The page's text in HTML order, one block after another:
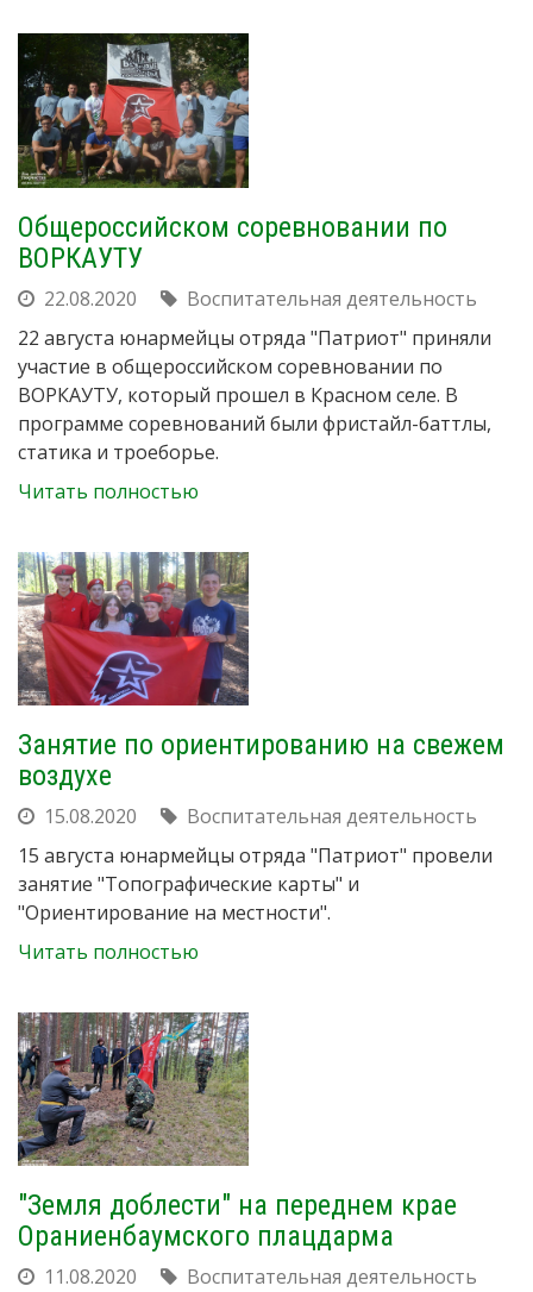
Общероссийском соревновании по
ВОРКАУТУ
22.08.2020
Воспитательная деятельность
22 августа юнармейцы отряда "Патриот" приняли
участие в общероссийском соревновании по
ВОРКАУТУ, который прошел в Красном селе. В
программе соревнований были фристайл-баттлы,
статика и троеборье.
Читать полностью
Занятие по ориентированию на свежем
воздухе
15.08.2020
Воспитательная деятельность
15 августа юнармейцы отряда "Патриот" провели
занятие "Топографические карты" и
"Ориентирование на местности".
Читать полностью
"Земля доблести" на переднем крае
Ораниенбаумского плацдарма
11.08.2020
Воспитательная деятельность